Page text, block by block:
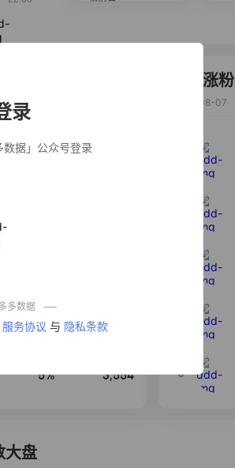
录
据」公众号登录
多数据
服务协议 与 隐私条款
50% 3,640
5% 3,554
达人涨
2026-08-07
5
大盘